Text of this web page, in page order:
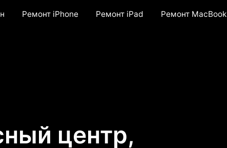
Ремонт iPhone Ремонт iPad Ремонт MacBook
центр,